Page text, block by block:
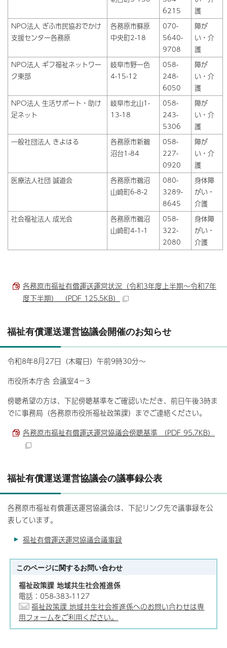
6215
護
NPO法人 ぎふ市民協おでかけ
支援センター各務原
各務原市蘇原
中央町2-18
070-
5640-
9708
障が
い・介
護
NPO法人 ギフ福祉ネットワー
ク東部
岐阜市野一色
4-15-12
058-
248-
6050
障が
い・介
護
NPO法人 生活サポート・助け
足ネット
岐阜市北山1-
13-18
058-
243-
5306
障が
い・介
護
一般社団法人 きよはる
各務原市新鵜
沼台1-84
058-
227-
0920
障が
い・介
護
医療法人社団 誠道会
各務原市鵜沼
山崎町6-8-2
080-
3289-
8645
身体障
がい・
介護
社会福祉法人 成光会
各務原市鵜沼
山崎町4-1-1
058-
322-
2080
身体障
がい・
介護
各務原市福祉有償運送運営状況（令和3年度上半期～令和7年
度下半期） （PDF 125.5KB）
福祉有償運送運営協議会開催のお知らせ
令和8年8月27日（木曜日）午前9時30分～
市役所本庁舎 会議室4－3
傍聴希望の方は、下記傍聴基準をご確認いただき、前日午後3時ま
でに事務局（各務原市役所福祉政策課）までご連絡ください。
各務原市福祉有償運送運営協議会傍聴基準 （PDF 95.7KB）
福祉有償運送運営協議会の議事録公表
各務原市福祉有償運送運営協議会は、下記リンク先で議事録を公
表しています。
福祉有償運送運営協議会議事録
このページに関するお問い合わせ
福祉政策課 地域共生社会推進係
電話：058-383-1127
福祉政策課 地域共生社会推進係へのお問い合わせは専
用フォームをご利用ください。